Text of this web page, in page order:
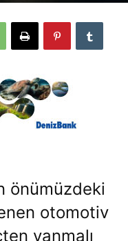
önümüzdeki
otomotiv
yanmalı